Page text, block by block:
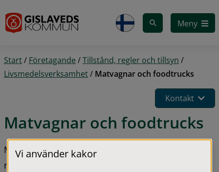
Meny
Start/ Företagande /Tillstånd, regler och tillsyn /
Livsmedelsverksamhet/ Matvagnar och foodtrucks
Kontakt
Matvagnar och foodtrucks
Mobila livsmedelsverksamheter som till exempel
matvagnar, fordon eller tält ska registreras i den
Vi använder kakor